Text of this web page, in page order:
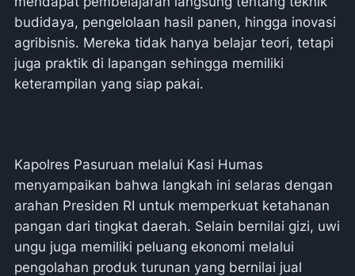
budidaya, pengelolaan hasil panen, hingga inovasi
agribisnis. Mereka tidak hanya belajar teori, tetapi
juga praktik di lapangan sehingga memiliki
keterampilan yang siap pakai.
Kapolres Pasuruan melalui Kasi Humas
menyampaikan bahwa langkah ini selaras dengan
arahan Presiden RI untuk memperkuat ketahanan
pangan dari tingkat daerah. Selain bernilai gizi, uwi
ungu juga memiliki peluang ekonomi melalui
pengolahan produk turunan yang bernilai jual